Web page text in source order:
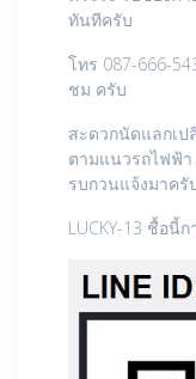
ทันทีครับ
โทร 087-666-
ชม ครับ
สะดวกนัดแลกเ
ตามแนวรถไฟฟ้า
รบกวนแจ้งมาครั
LUCKY-13 ชื้อนี้